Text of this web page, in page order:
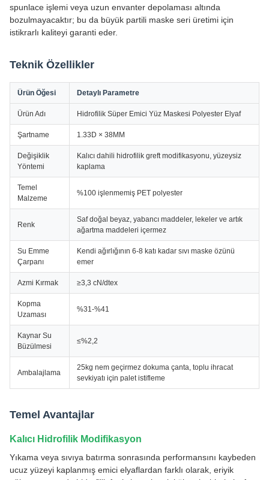
spunlace işlemi veya uzun envanter depolaması altında
bozulmayacaktır; bu da büyük partili maske seri üretimi için
istikrarlı kaliteyi garanti eder.
Teknik Özellikler
Ürün Öğesi Detaylı Parametre
Ürün Adı Hidrofilik Süper Emici Yüz Maskesi Polyester Elyaf
Şartname 1.33D × 38MM
Değişiklik
Yöntemi
Kalıcı dahili hidrofilik greft modifikasyonu, yüzeysiz
kaplama
Temel
Malzeme
%100 işlenmemiş PET polyester
Renk
Saf doğal beyaz, yabancı maddeler, lekeler ve artık
ağartma maddeleri içermez
Su Emme
Çarpanı
Kendi ağırlığının 6-8 katı kadar sıvı maske özünü
emer
Azmi Kırmak ≥3,3 cN/dtex
Kopma
Uzaması
%31-%41
Kaynar Su
Büzülmesi
≤%2,2
Ambalajlama
25kg nem geçirmez dokuma çanta, toplu ihracat
sevkiyatı için palet istifleme
Temel Avantajlar
Kalıcı Hidrofilik Modifikasyon
Yıkama veya sıvıya batırma sonrasında performansını kaybeden
ucuz yüzeyi kaplanmış emici elyaflardan farklı olarak, eriyik